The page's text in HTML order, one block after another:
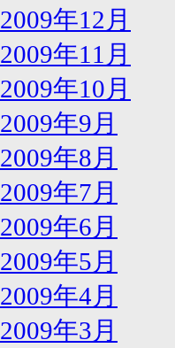
2009年12月
2009年11月
2009年10月
2009年9月
2009年8月
2009年7月
2009年6月
2009年5月
2009年4月
2009年3月